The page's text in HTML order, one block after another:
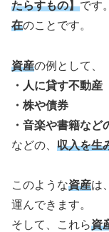
たらすもの】です
在のことです。
資産の例として、
・人に貸す不動産
・株や債券
・音楽や書籍など
などの、 収入を生
このような資産は
運んできます。
そして、これら資